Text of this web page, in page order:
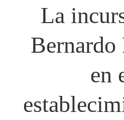
La
Bernardo
en